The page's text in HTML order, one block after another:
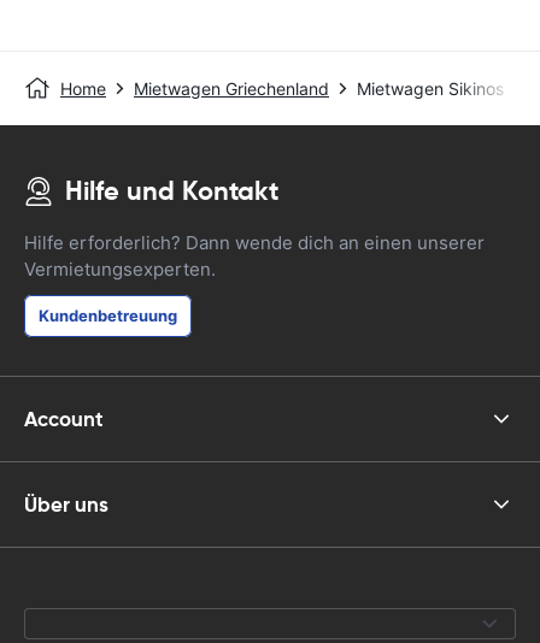
Home Mietwagen Griechenland Mietwagen Sikinos
Hilfe und Kontakt
Hilfe erforderlich? Dann wende dich an einen unserer
Vermietungsexperten.
Kundenbetreuung
Account
Über uns